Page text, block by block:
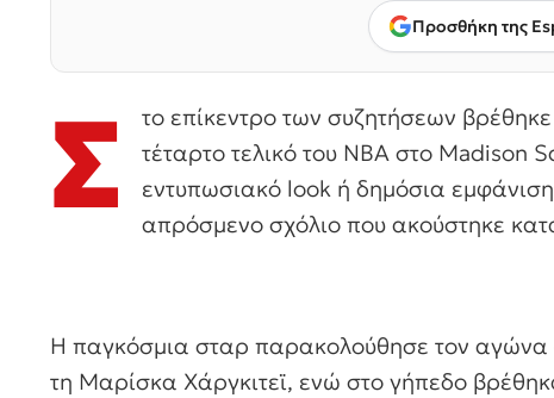
Προσθήκη της
Σ το επίκεντρο των συζητήσεων
τέταρτο τελικό του NBA στο Madison
εντυπωσιακό look ή δημόσια
απρόσμενο σχόλιο που ακούστηκε
Η παγκόσμια σταρ παρακολούθησε τον αγώνα
τη Μαρίσκα Χάργκιτεϊ, ενώ στο γήπεδο